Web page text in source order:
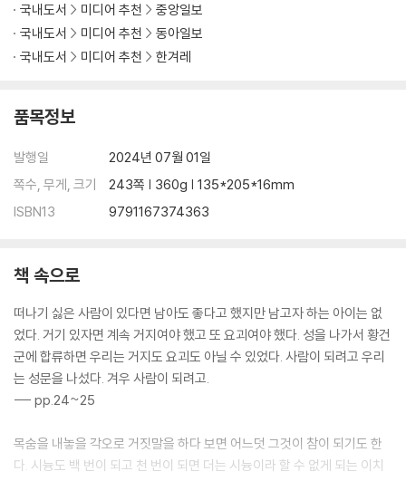
국내도서
미디어 추천
중앙일보
국내도서
미디어 추천
동아일보
국내도서
미디어 추천 한겨레
품목정보
발행일
2024년 07월 01일
쪽수, 무게, 크기
243쪽 | 360g | 135*205*16mm
ISBN13
9791167374363
책 속으로
떠나기 싫은 사람이 있다면 남아도 좋다고 했지만 남고자 하는 아이는 없
었다. 거기 있자면 계속 거지여야 했고 또 요괴여야 했다. 성을 나가서 황건
군에 합류하면 우리는 거지도 요괴도 아닐 수 있었다. 사람이 되려고 우리
는 성문을 나섰다. 겨우 사람이 되려고.
--- pp.24~25
목숨을 내놓을 각오로 거짓말을 하다 보면 어느덧 그것이 참이 되기도 한
다. 시늉도 백 번이 되고 천 번이 되면 더는 시늉이라 할 수 없게 되는 이치